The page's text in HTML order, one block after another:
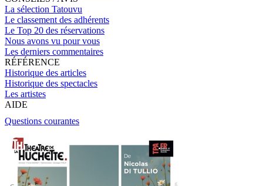
La sélection Tatouvu
Le classement des adhérents
Le Top 20 des réservations
Nous avons vu pour vous
Les derniers commentaires
RÉFÉRENCE
Historique des articles
Historique des spectacles
Les artistes
AIDE
Questions courantes